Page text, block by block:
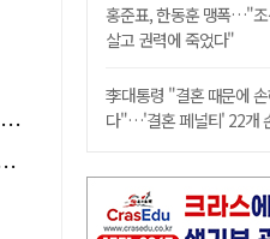
홍준표, 한동훈 맹폭…"조
살고 권력에 죽었다"
李대통령 "결혼 때문에
다"…'결혼 페널티' 22개